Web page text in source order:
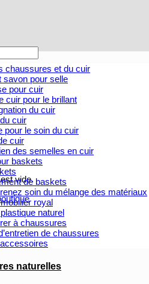
vide.
chaussures et du cuir
savon pour selle
pour cuir
cuir pour le brillant
du cuir
cuir
pour le soin du cuir
cuir
des semelles en cuir
baskets
de baskets
soin du mélange des matériaux
royal
naturel
à chaussures
de chaussures
naturelles